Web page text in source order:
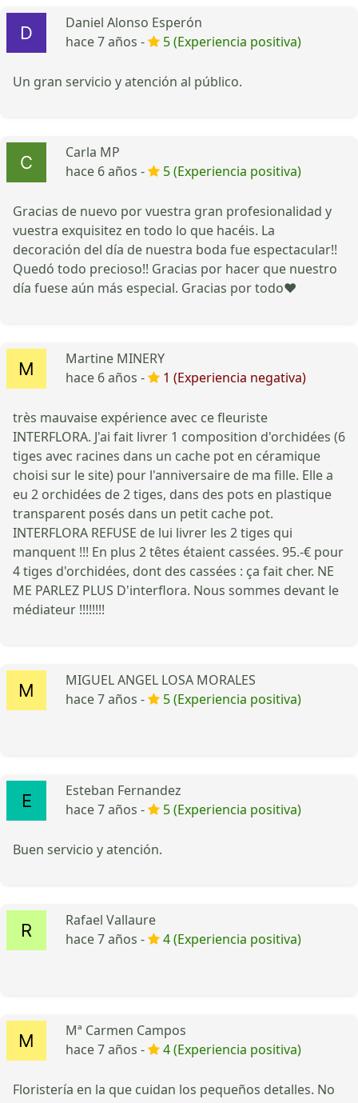
Daniel Alonso Esperón
hace 7 años -
5 (Experiencia positiva)
Un gran servicio y atención al público.
Carla MP
hace 6 años -
5 (Experiencia positiva)
Gracias de nuevo por vuestra gran profesionalidad y
vuestra exquisitez en todo lo que hacéis. La
decoración del día de nuestra boda fue espectacular!!
Quedó todo precioso!! Gracias por hacer que nuestro
día fuese aún más especial. Gracias por todo❤️
Martine MINERY
hace 6 años -
1 (Experiencia negativa)
très mauvaise expérience avec ce fleuriste
INTERFLORA. J'ai fait livrer 1 composition d'orchidées (6
tiges avec racines dans un cache pot en céramique
choisi sur le site) pour l'anniversaire de ma fille. Elle a
eu 2 orchidées de 2 tiges, dans des pots en plastique
transparent posés dans un petit cache pot.
INTERFLORA REFUSE de lui livrer les 2 tiges qui
manquent !!! En plus 2 têtes étaient cassées. 95.-€ pour
4 tiges d'orchidées, dont des cassées : ça fait cher. NE
ME PARLEZ PLUS D'interflora. Nous sommes devant le
médiateur !!!!!!!!
MIGUEL ANGEL LOSA MORALES
hace 7 años -
5 (Experiencia positiva)
Esteban Fernandez
hace 7 años -
5 (Experiencia positiva)
Buen servicio y atención.
Rafael Vallaure
hace 7 años -
4 (Experiencia positiva)
Mª Carmen Campos
hace 7 años -
4 (Experiencia positiva)
Floristería en la que cuidan los pequeños detalles. No